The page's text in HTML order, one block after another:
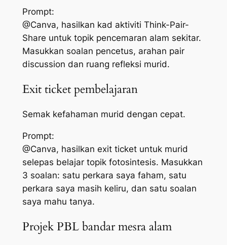
Prompt:
@Canva, hasilkan kad aktiviti Think-Pair-
Share untuk topik pencemaran alam sekitar.
Masukkan soalan pencetus, arahan pair
discussion dan ruang refleksi murid.
Exit ticket pembelajaran
Semak kefahaman murid dengan cepat.
Prompt:
@Canva, hasilkan exit ticket untuk murid
selepas belajar topik fotosintesis. Masukkan
3 soalan: satu perkara saya faham, satu
perkara saya masih keliru, dan satu soalan
saya mahu tanya.
Projek PBL bandar mesra alam